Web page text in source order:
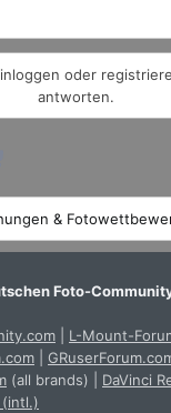
oder
antworten.
&
Foto-
L-Mount-
(all brands) DaVinci